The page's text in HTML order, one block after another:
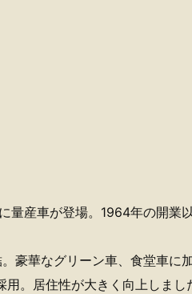
量産車が登場。1964年の開業
豪華なグリーン車、食堂車に
。居住性が大きく向上しま